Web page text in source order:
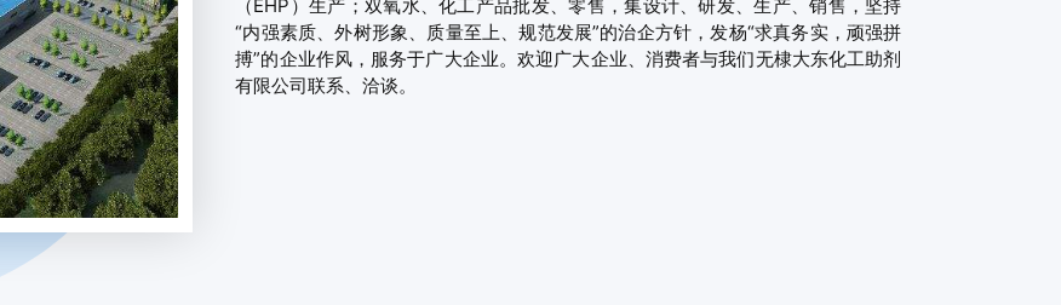
（EHP）生产；双氧水、化工产品批发、零售，集设计、研发、生产、销售，坚持
“内强素质、外树形象、质量至上、规范发展”的治企方针，发杨“求真务实，顽强拼
搏”的企业作风，服务于广大企业。欢迎广大企业、消费者与我们无棣大东化工助剂
有限公司联系、洽谈。